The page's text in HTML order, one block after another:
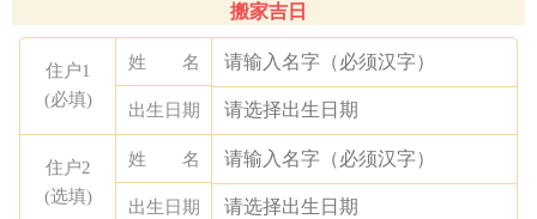
搬家吉日
住户1
(必填)
姓 名
出生日期
住户2
(选填)
姓 名
出生日期